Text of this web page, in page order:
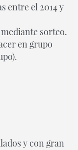
entre el 2014 y
sorteo.
en grupo
y con gran